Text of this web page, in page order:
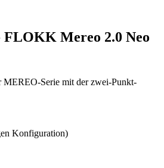
FLOKK Mereo 2.0 Neo
MEREO-Serie mit der zwei-Punkt-
Konfiguration)